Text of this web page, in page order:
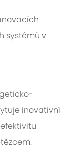
systémů v
inovativní